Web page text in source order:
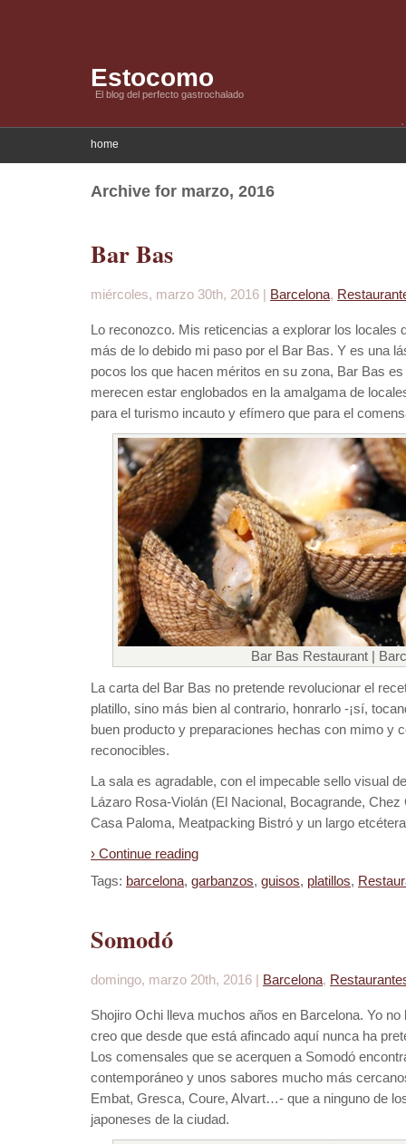
Estocomo
El blog del perfecto gastrochalado
home
Archive for marzo, 2016
Bar Bas
miércoles, marzo 30th, 2016 | Barcelona,
Lo reconozco. Mis reticencias a explorar los locales
más de lo debido mi paso por el Bar Bas. Y es una
pocos los que hacen méritos en su zona, Bar Bas
merecen estar englobados en la amalgama de
para el turismo incauto y efímero que para el
Bar Bas Restaurant |
La carta del Bar Bas no pretende revolucionar el
platillo, sino más bien al contrario, honrarlo -¡sí,
buen producto y preparaciones hechas con mimo y
reconocibles.
La sala es agradable, con el impecable sello visual
Lázaro Rosa-Violán (El Nacional, Bocagrande,
Casa Paloma, Meatpacking Bistró y un largo
› Continue reading
Tags: barcelona, garbanzos, guisos, platillos,
Somodó
domingo, marzo 20th, 2016 | Barcelona,
Shojiro Ochi lleva muchos años en Barcelona. Yo
creo que desde que está afincado aquí nunca ha
Los comensales que se acerquen a Somodó
contemporáneo y unos sabores mucho más
Embat, Gresca, Coure, Alvart…- que a ninguno de
japoneses de la ciudad.